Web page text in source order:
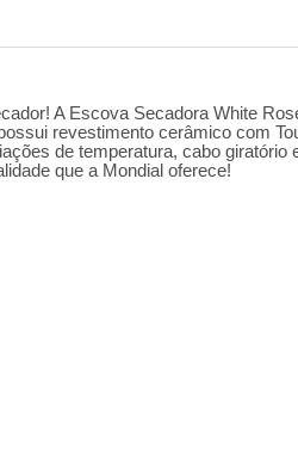
A Escova Secadora White
revestimento cerâmico com
de temperatura, cabo
que a Mondial oferece!